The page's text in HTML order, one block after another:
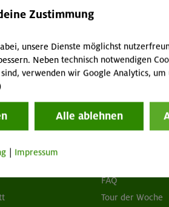
FAQ
Tour der Woche
Zustimmung
unsere Dienste möglichst
Neben technisch notwendigen
verwenden wir Google Analytics,
Alle ablehnen
| Impressum